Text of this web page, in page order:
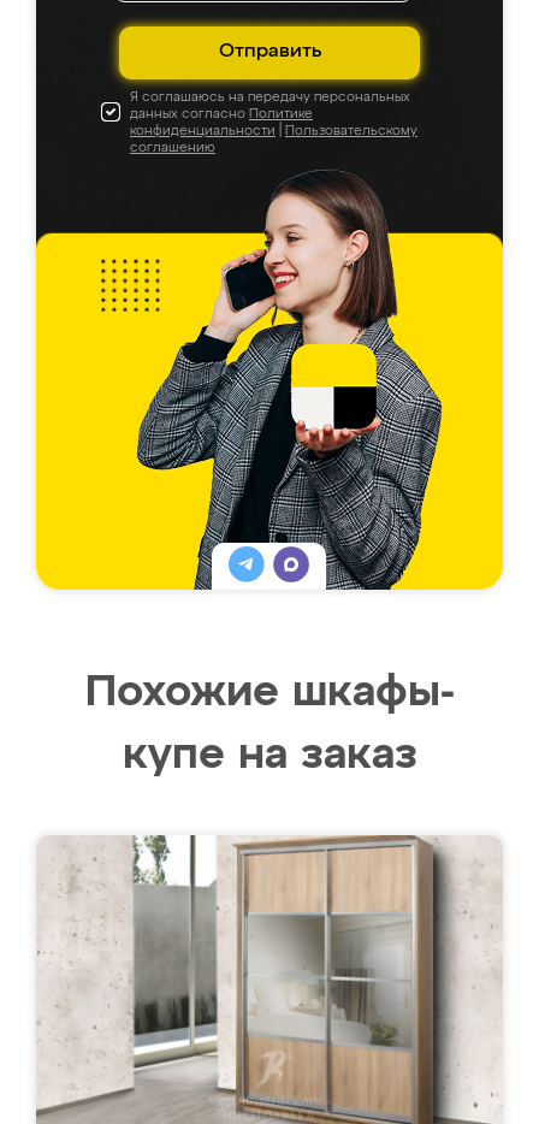
Отправить
Я соглашаюсь на передачу персональных
данных согласно Политике
конфиденциальности
Пользовательскому
соглашению
Похожие шкафы-
купе на заказ